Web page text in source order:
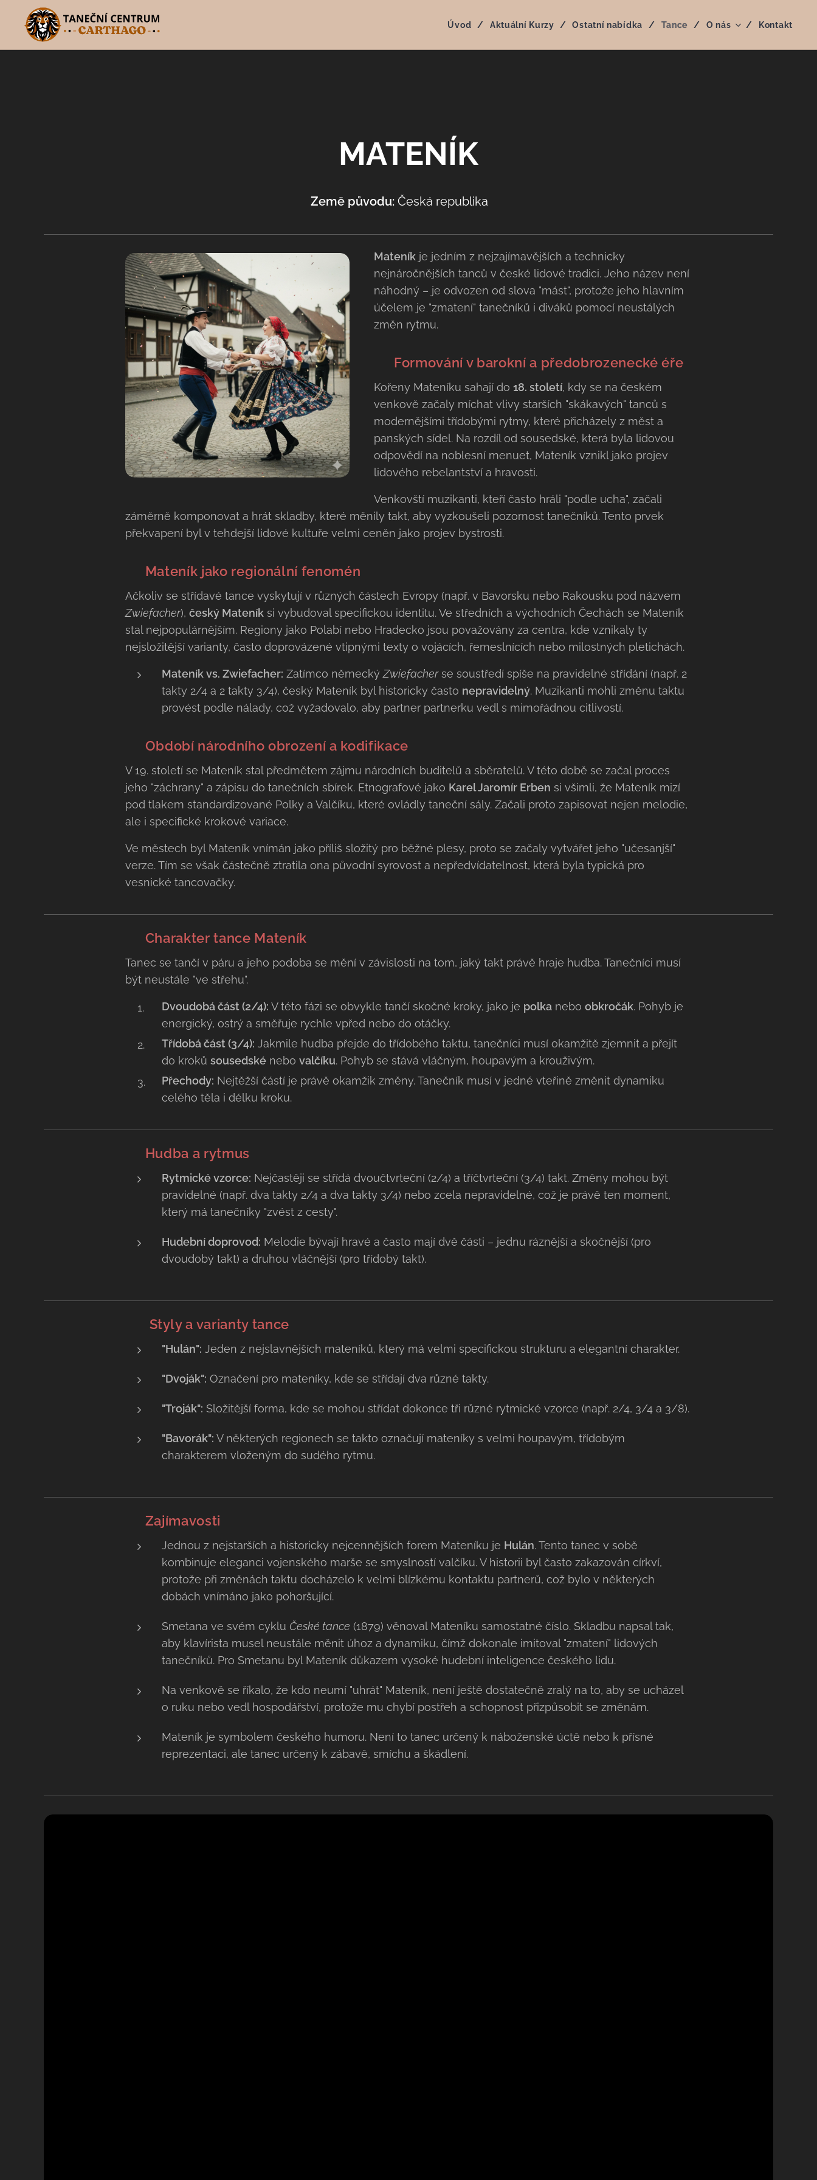
Úvod Aktuální Kurzy Ostatní nabídka Tance O nás Kontakt
MATENÍK
Země původu: Česká republika 🇨🇿
Mateníkje jedním z nejzajímavějších a technicky
nejnáročnějších tanců v české lidové tradici. Jeho název není
náhodný – je odvozen od slova "mást", protože jeho hlavním
účelem je "zmatení" tanečníků i diváků pomocí neustálých
změn rytmu.
🇨🇿 Formování v barokní a předobrozenecké éře
Kořeny Mateníku sahají do 18. století, kdy se na českém
venkově začaly míchat vlivy starších "skákavých" tanců s
modernějšími třídobými rytmy, které přicházely z měst a
panských sídel. Na rozdíl od sousedské, která byla lidovou
odpovědí na noblesní menuet, Mateník vznikl jako projev
lidového rebelantství a hravosti.
Venkovští muzikanti, kteří často hráli "podle ucha", začali
záměrně komponovat a hrát skladby, které měnily takt, aby vyzkoušeli pozornost tanečníků. Tento prvek
překvapení byl v tehdejší lidové kultuře velmi ceněn jako projev bystrosti.
Mateník jako regionální fenomén
Ačkoliv se střídavé tance vyskytují v různých částech Evropy (např. v Bavorsku nebo Rakousku pod názvem
Zwiefacher), český Mateníksi vybudoval specifickou identitu. Ve středních a východních Čechách se Mateník
stal nejpopulárnějším. Regiony jako Polabí nebo Hradecko jsou považovány za centra, kde vznikaly ty
nejsložitější varianty, často doprovázené vtipnými texty o vojácích, řemeslnících nebo milostných pletichách.
Mateník vs. Zwiefacher: Zatímco německý Zwiefacherse soustředí spíše na pravidelné střídání (např. 2
takty 2/4 a 2 takty 3/4), český Mateník byl historicky často nepravidelný. Muzikanti mohli změnu taktu
provést podle nálady, což vyžadovalo, aby partner partnerku vedl s mimořádnou citlivostí.
Období národního obrození a kodifikace
V 19. století se Mateník stal předmětem zájmu národních buditelů a sběratelů. V této době se začal proces
jeho "záchrany" a zápisu do tanečních sbírek. Etnografové jako Karel Jaromír Erben si všimli, že Mateník mizí
pod tlakem standardizované Polky a Valčíku, které ovládly taneční sály. Začali proto zapisovat nejen melodie,
ale i specifické krokové variace.
Ve městech byl Mateník vnímán jako příliš složitý pro běžné plesy, proto se začaly vytvářet jeho "učesanjší"
verze. Tím se však částečně ztratila ona původní syrovost a nepředvídatelnost, která byla typická pro
vesnické tancovačky.
💃 Charakter tance Mateník
Tanec se tančí v páru a jeho podoba se mění v závislosti na tom, jaký takt právě hraje hudba. Tanečníci musí
být neustále "ve střehu".
Dvoudobá část (2/4): V této fázi se obvykle tančí skočné kroky, jako je polkanebo obkročák. Pohyb je
energický, ostrý a směřuje rychle vpřed nebo do otáčky.
Třídobá část (3/4): Jakmile hudba přejde do třídobého taktu, tanečníci musí okamžitě zjemnit a přejít
do kroků sousedskénebo valčíku. Pohyb se stává vláčným, houpavým a krouživým.
Přechody: Nejtěžší částí je právě okamžik změny. Tanečník musí v jedné vteřině změnit dynamiku
celého těla i délku kroku.
Hudba a rytmus
Rytmické vzorce: Nejčastěji se střídá dvoučtvrteční (2/4) a tříčtvrteční (3/4) takt. Změny mohou být
pravidelné (např. dva takty 2/4 a dva takty 3/4) nebo zcela nepravidelné, což je právě ten moment,
který má tanečníky "zvést z cesty".
Hudební doprovod: Melodie bývají hravé a často mají dvě části – jednu ráznější a skočnější (pro
dvoudobý takt) a druhou vláčnější (pro třídobý takt).
Styly a varianty tance
"Hulán": Jeden z nejslavnějších mateníků, který má velmi specifickou strukturu a elegantní charakter.
"Dvoják": Označení pro mateníky, kde se střídají dva různé takty.
"Troják": Složitější forma, kde se mohou střídat dokonce tři různé rytmické vzorce (např. 2/4, 3/4 a 3/8).
"Bavorák": V některých regionech se takto označují mateníky s velmi houpavým, třídobým
charakterem vloženým do sudého rytmu.
💡 Zajímavosti
Jednou z nejstarších a historicky nejcennějších forem Mateníku je Hulán. Tento tanec v sobě
kombinuje eleganci vojenského marše se smyslností valčíku. V historii byl často zakazován církví,
protože při změnách taktu docházelo k velmi blízkému kontaktu partnerů, což bylo v některých
dobách vnímáno jako pohoršující.
Smetana ve svém cyklu České tance (1879) věnoval Mateníku samostatné číslo. Skladbu napsal tak,
aby klavírista musel neustále měnit úhoz a dynamiku, čímž dokonale imitoval "zmatení" lidových
tanečníků. Pro Smetanu byl Mateník důkazem vysoké hudební inteligence českého lidu.
Na venkově se říkalo, že kdo neumí "uhrát" Mateník, není ještě dostatečně zralý na to, aby se ucházel
o ruku nebo vedl hospodářství, protože mu chybí postřeh a schopnost přizpůsobit se změnám.
Mateník je symbolem českého humoru. Není to tanec určený k náboženské úctě nebo k přísné
reprezentaci, ale tanec určený k zábavě, smíchu a škádlení.